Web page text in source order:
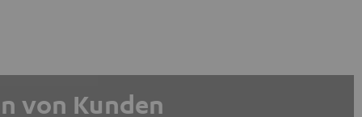
von Kunden